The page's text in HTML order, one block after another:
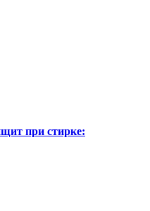
при стирке: